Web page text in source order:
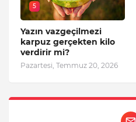
5
Yazın vazgeçilmezi
karpuz gerçekten kilo
verdirir mi?
Pazartesi, Temmuz 20, 2026